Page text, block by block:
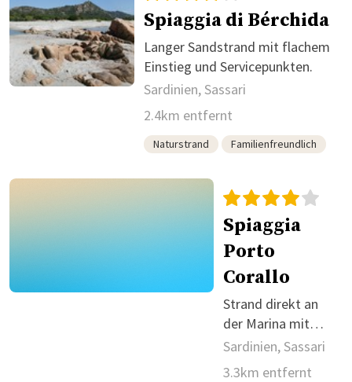
Spiaggia di Bérchida
Langer Sandstrand mit flachem
Einstieg und Servicepunkten.
Sardinien, Sassari
2.4km entfernt
Naturstrand Familienfreundlich
Spiaggia
Porto
Corallo
Strand direkt an
der Marina mit
flach abfallendem
Wasser.
Sardinien, Sassari
3.3km entfernt